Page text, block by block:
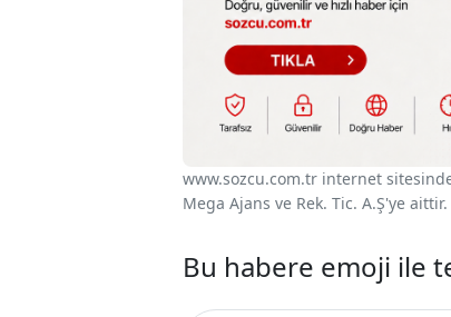
www.sozcu.com.tr internet
Mega Ajans ve Rek. Tic. A.Ş'ye
Bu habere emoji ile